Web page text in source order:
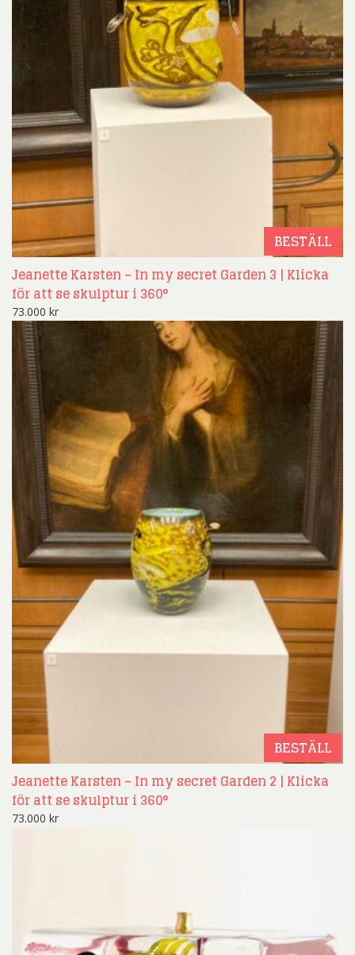
BESTÄLL
Jeanette Karsten – In my secret Garden 3 | Klicka
för att se skulptur i 360°
73.000 kr
BESTÄLL
Jeanette Karsten – In my secret Garden 2 | Klicka
för att se skulptur i 360°
73.000 kr